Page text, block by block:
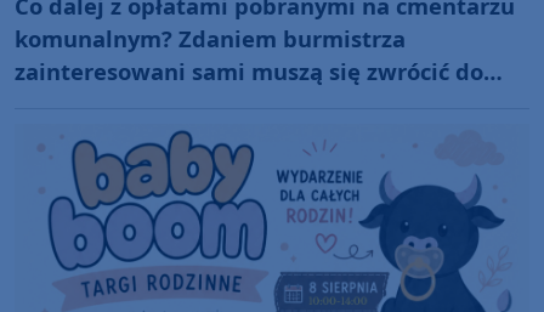
komunalnym? Zdaniem burmistrza
zainteresowani sami muszą się zwrócić do